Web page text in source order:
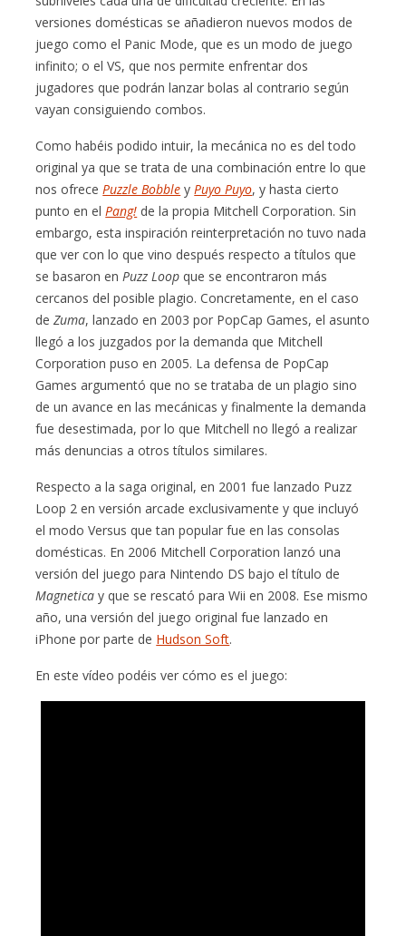
versiones domésticas se añadieron nuevos modos de
juego como el Panic Mode, que es un modo de juego
infinito; o el VS, que nos permite enfrentar dos
jugadores que podrán lanzar bolas al contrario según
vayan consiguiendo combos.
Como habéis podido intuir, la mecánica no es del todo
original ya que se trata de una combinación entre lo que
nos ofrecePuzzle Bobble yPuyo Puyo, y hasta cierto
punto en elPang! de la propia Mitchell Corporation. Sin
embargo, esta inspiración reinterpretación no tuvo nada
que ver con lo que vino después respecto a títulos que
se basaron enPuzz Loop que se encontraron más
cercanos del posible plagio. Concretamente, en el caso
deZuma, lanzado en 2003 por PopCap Games, el asunto
llegó a los juzgados por la demanda que Mitchell
Corporation puso en 2005. La defensa de PopCap
Games argumentó que no se trataba de un plagio sino
de un avance en las mecánicas y finalmente la demanda
fue desestimada, por lo que Mitchell no llegó a realizar
más denuncias a otros títulos similares.
Respecto a la saga original, en 2001 fue lanzado Puzz
Loop 2 en versión arcade exclusivamente y que incluyó
el modo Versus que tan popular fue en las consolas
domésticas. En 2006 Mitchell Corporation lanzó una
versión del juego para Nintendo DS bajo el título de
Magnetica y que se rescató para Wii en 2008. Ese mismo
año, una versión del juego original fue lanzado en
iPhone por parte de Hudson Soft.
En este vídeo podéis ver cómo es el juego: